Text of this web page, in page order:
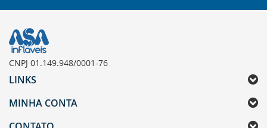
nossa
CNPJ 01.149.948/0001-76
LINKS
MINHA CONTA